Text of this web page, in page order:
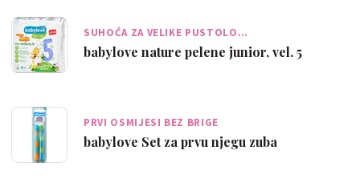
SUHOĆA ZA VELIKE PUSTOLO…
babylove nature pelene junior, vel. 5
PRVI OSMIJESI BEZ BRIGE
babylove Set za prvu njegu zuba